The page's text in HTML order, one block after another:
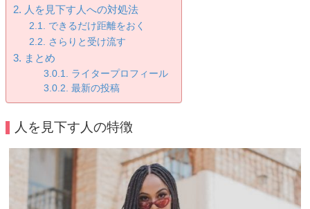
人を見下す人への対処法
できるだけ距離をおく
さらりと受け流す
まとめ
ライタープロフィール
最新の投稿
人を見下す人の特徴